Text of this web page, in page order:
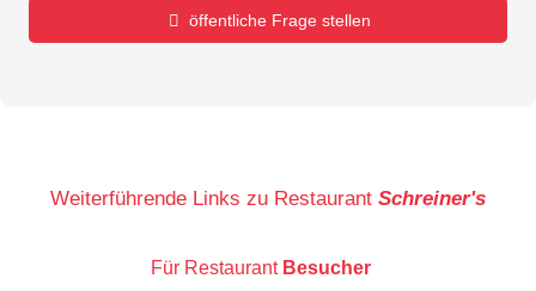
öffentliche Frage stellen
E-Mail-Adresse (wird nicht veröffentlicht)
Weiterführende Links zu Restaurant Schreiner's
Für Restaurant Besucher